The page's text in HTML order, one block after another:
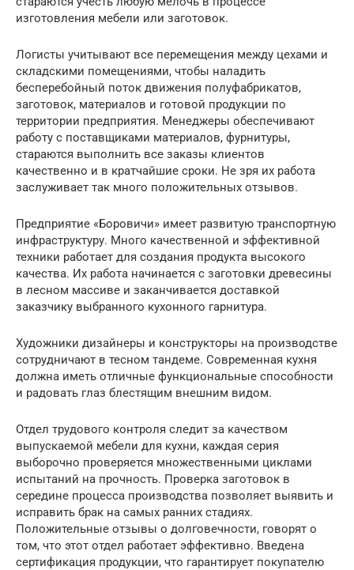
изготовления мебели или заготовок.
Логисты учитывают все перемещения между цехами и
складскими помещениями, чтобы наладить
бесперебойный поток движения полуфабрикатов,
заготовок, материалов и готовой продукции по
территории предприятия. Менеджеры обеспечивают
работу с поставщиками материалов, фурнитуры,
стараются выполнить все заказы клиентов
качественно и в кратчайшие сроки. Не зря их работа
заслуживает так много положительных отзывов.
Предприятие «Боровичи» имеет развитую транспортную
инфраструктуру. Много качественной и эффективной
техники работает для создания продукта высокого
качества. Их работа начинается с заготовки древесины
в лесном массиве и заканчивается доставкой
заказчику выбранного кухонного гарнитура.
Художники дизайнеры и конструкторы на производстве
сотрудничают в тесном тандеме. Современная кухня
должна иметь отличные функциональные способности
и радовать глаз блестящим внешним видом.
Отдел трудового контроля следит за качеством
выпускаемой мебели для кухни, каждая серия
выборочно проверяется множественными циклами
испытаний на прочность. Проверка заготовок в
середине процесса производства позволяет выявить и
исправить брак на самых ранних стадиях.
Положительные отзывы о долговечности, говорят о
том, что этот отдел работает эффективно. Введена
сертификация продукции, что гарантирует покупателю